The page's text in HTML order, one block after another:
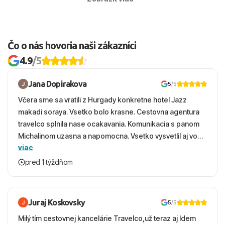
služby. Väčšie udalosti, napríklad Carnaval, môžu
priniesť viac ľudí, hluk a dopravné zmeny v
centrách miest.
Čo o nás hovoria naši zákazníci
4.9/5
Jana Dopirakova 5/5
Včera sme sa vratili z Hurgady konkretne hotel Jazz
makadi soraya. Vsetko bolo krasne. Cestovna agentura
travelco splnila nase ocakavania. Komunikacia s panom
Michalinom uzasna a napomocna. Vsetko vysvetlil aj vo
vecernych hodinach zaco sa ospravedlnujem. Hotel
krasny, cisty. Sluzby top. Strava, prostredie, more,
viac
pred 1 týždňom
Juraj Koskovsky 5/5
Milý tím cestovnej kancelárie Travelco,už teraz aj Idem